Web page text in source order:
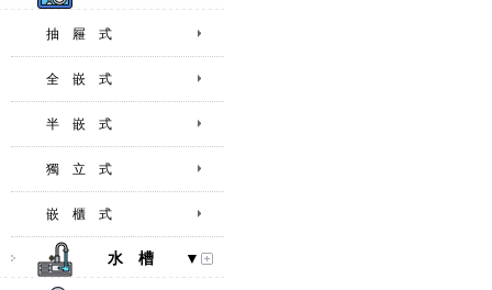
抽 屜 式
全 嵌 式
半 嵌 式
獨 立 式
嵌 櫃 式
水 槽 ▼